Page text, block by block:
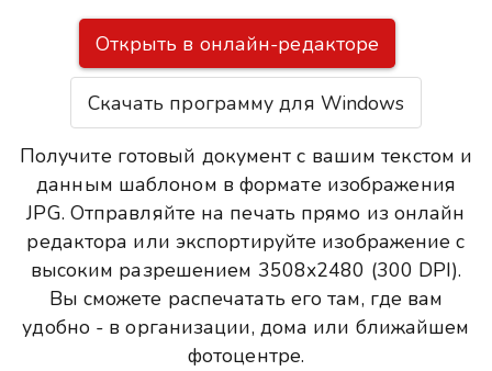
Открыть в онлайн-редакторе
Скачать программу для Windows
Получите готовый документ с вашим текстом и
данным шаблоном в формате изображения
JPG. Отправляйте на печать прямо из онлайн
редактора или экспортируйте изображение с
высоким разрешением 3508x2480 (300 DPI).
Вы сможете распечатать его там, где вам
удобно - в организации, дома или ближайшем
фотоцентре.